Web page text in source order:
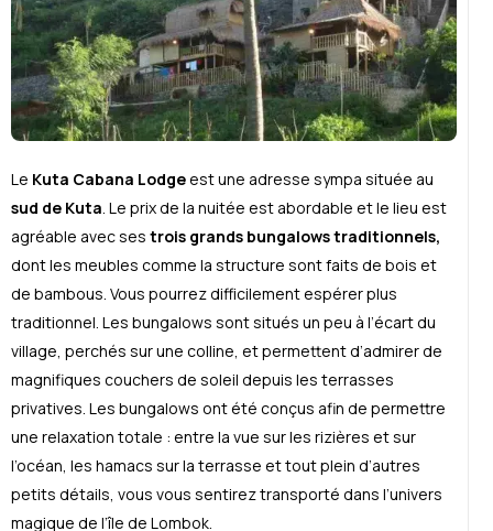
Le Kuta Cabana Lodgeest une adresse sympa située au
sud de Kuta . Le prix de la nuitée est abordable et le lieu est
agréable avec ses trois grands bungalows traditionnels,
dont les meubles comme la structure sont faits de bois et
de bambous. Vous pourrez difficilement espérer plus
traditionnel. Les bungalows sont situés un peu à l’écart du
village, perchés sur une colline, et permettent d’admirer de
magnifiques couchers de soleil depuis les terrasses
privatives. Les bungalows ont été conçus afin de permettre
une relaxation totale : entre la vue sur les rizières et sur
l’océan, les hamacs sur la terrasse et tout plein d’autres
petits détails, vous vous sentirez transporté dans l’univers
magique de l’île de Lombok.